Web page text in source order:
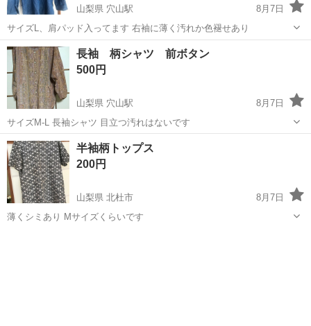
山梨県 穴山駅
8月7日
サイズL、肩パッド入ってます 右袖に薄く汚れか色褪せあり
山梨 北杜市 穴山駅 ブルー
長袖 柄シャツ 前ボタン
500円
山梨県 穴山駅
8月7日
サイズM-L 長袖シャツ 目立つ汚れはないです
山梨 北杜市 穴山駅 シャツ
半袖柄トップス
200円
山梨県 北杜市
8月7日
薄くシミあり Mサイズくらいです